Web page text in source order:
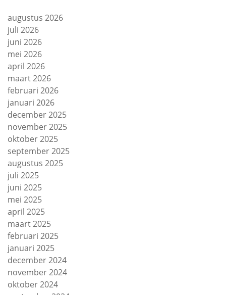
augustus 2026
juli 2026
juni 2026
mei 2026
april 2026
maart 2026
februari 2026
januari 2026
december 2025
november 2025
oktober 2025
september 2025
augustus 2025
juli 2025
juni 2025
mei 2025
april 2025
maart 2025
februari 2025
januari 2025
december 2024
november 2024
oktober 2024